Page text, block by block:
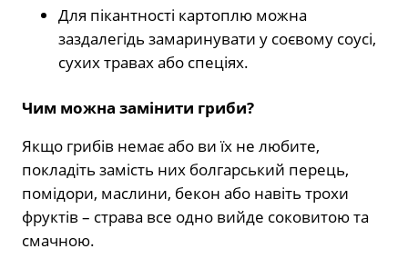
Для пікантності картоплю можна
заздалегідь замаринувати у соєвому соусі,
сухих травах або спеціях.
Чим можна замінити гриби?
Якщо грибів немає або ви їх не любите,
покладіть замість них болгарський перець,
помідори, маслини, бекон або навіть трохи
фруктів – страва все одно вийде соковитою та
смачною.